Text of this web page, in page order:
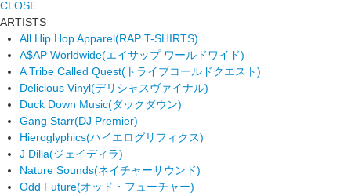
CLOSE
ARTISTS
All Hip Hop Apparel(RAP T-SHIRTS)
A$AP Worldwide(エイサップ ワールドワイド)
A Tribe Called Quest(トライブコールドクエスト)
Delicious Vinyl(デリシャスヴァイナル)
Duck Down Music(ダックダウン)
Gang Starr(DJ Premier)
Hieroglyphics(ハイエログリフィクス)
J Dilla(ジェイディラ)
Nature Sounds(ネイチャーサウンド)
Odd Future(オッド・フューチャー)